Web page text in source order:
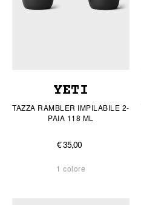
YETI
TAZZA RAMBLER IMPILABILE 2-
PAIA 118 ML
€ 35,00
1 colore